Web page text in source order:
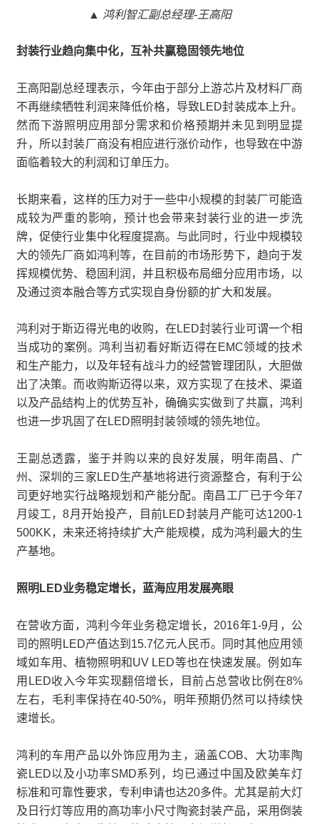
▲ 鸿利智汇副总经理-王高阳
封装行业趋向集中化，互补共赢稳固领先地位
王高阳副总经理表示，今年由于部分上游芯片及材料厂商
不再继续牺牲利润来降低价格，导致LED封装成本上升。
然而下游照明应用部分需求和价格预期并未见到明显提
升，所以封装厂商没有相应进行涨价动作，也导致在中游
面临着较大的利润和订单压力。
长期来看，这样的压力对于一些中小规模的封装厂可能造
成较为严重的影响，预计也会带来封装行业的进一步洗
牌，促使行业集中化程度提高。与此同时，行业中规模较
大的领先厂商如鸿利等，在目前的市场形势下，趋向于发
挥规模优势、稳固利润，并且积极布局细分应用市场，以
及通过资本融合等方式实现自身份额的扩大和发展。
鸿利对于斯迈得光电的收购，在LED封装行业可谓一个相
当成功的案例。鸿利当初看好斯迈得在EMC领域的技术
和生产能力，以及年轻有战斗力的经营管理团队，大胆做
出了决策。而收购斯迈得以来，双方实现了在技术、渠道
以及产品结构上的优势互补，确确实实做到了共赢，鸿利
也进一步巩固了在LED照明封装领域的领先地位。
王副总透露，鉴于并购以来的良好发展，明年南昌、广
州、深圳的三家LED生产基地将进行资源整合，有利于公
司更好地实行战略规划和产能分配。南昌工厂已于今年7
月竣工，8月开始投产，目前LED封装月产能可达1200-1
500KK，未来还将持续扩大产能规模，成为鸿利最大的生
产基地。
照明LED业务稳定增长，蓝海应用发展亮眼
在营收方面，鸿利今年业务稳定增长，2016年1-9月，公
司的照明LED产值达到15.7亿元人民币。同时其他应用领
域如车用、植物照明和UV LED等也在快速发展。例如车
用LED收入今年实现翻倍增长，目前占总营收比例在8%
左右，毛利率保持在40-50%，明年预期仍然可以持续快
速增长。
鸿利的车用产品以外饰应用为主，涵盖COB、大功率陶
瓷LED以及小功率SMD系列，均已通过中国及欧美车灯
标准和可靠性要求，专利申请也达20多件。尤其是前大灯
及日行灯等应用的高功率小尺寸陶瓷封装产品，采用倒装